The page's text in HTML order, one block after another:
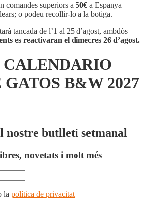
comandes superiors a 50€ a Espanya
o podeu recollir-lo a la botiga.
tancada de l’1 al 25 d’agost, ambdòs
es reactivaran el dimecres 26 d’agost.
GATOS B&W 2027
nostre butlletí setmanal
novetats i molt més
la política de privacitat